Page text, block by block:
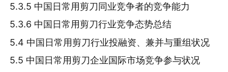
5.3.5 中国日常用剪刀同业竞争者的竞争能力
5.3.6 中国日常用剪刀行业竞争态势总结
5.4 中国日常用剪刀行业投融资、兼并与重组状况
5.5 中国日常用剪刀企业国际市场竞争参与状况